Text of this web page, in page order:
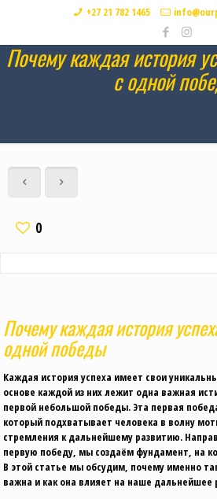
+27 21 782 1465
Почему каждая история
с одной
0
Почему каждая история
одной победы
Каждая история успеха имеет свои
основе каждой из них лежит одна важная
первой небольшoй победы. Эта первая
который подхватывает человека в волну
стремления к дальнейшему развитию.
первую победу, мы создаём фундамент, на
В этой статье мы обсудим, почему именно
важна и как она влияет на наше дальнейшее